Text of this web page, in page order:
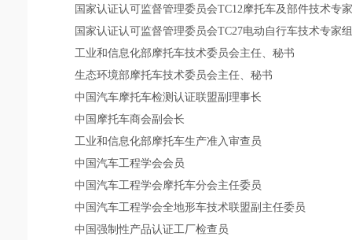
国家认证认可监督管理委员会TC12摩托车及部件技术专
国家认证认可监督管理委员会TC27电动自行车技术专家
工业和信息化部摩托车技术委员会主任、秘书
生态环境部摩托车技术委员会主任、秘书
中国汽车摩托车检测认证联盟副理事长
中国摩托车商会副会长
工业和信息化部摩托车生产准入审查员
中国汽车工程学会会员
中国汽车工程学会摩托车分会主任委员
中国汽车工程学会全地形车技术联盟副主任委员
中国强制性产品认证工厂检查员